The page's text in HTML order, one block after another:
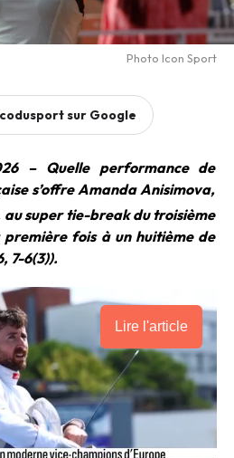
Photo Icon Sport
sur Google
– Quelle performance de
s’offre Amanda Anisimova,
super tie-break du troisième
fois à un huitième de
7-6(3)).
Lire l'article